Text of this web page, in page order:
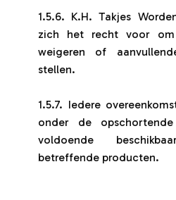
1.5.6. K.H. Takjes
zich het recht voor
weigeren of
stellen.
1.5.7. Iedere
onder de
voldoende
betreffende producten.